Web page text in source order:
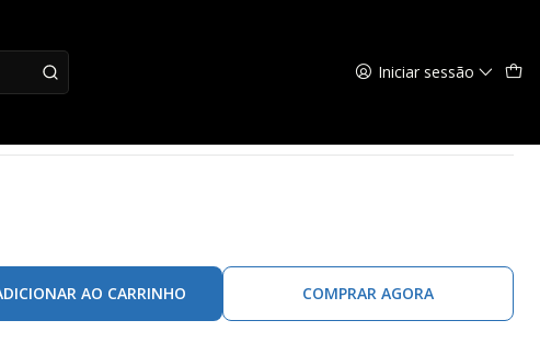
Iniciar sessão
AO CARRINHO COMPRAR AGORA